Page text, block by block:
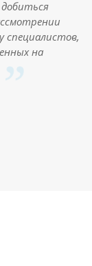
специалистов,
на